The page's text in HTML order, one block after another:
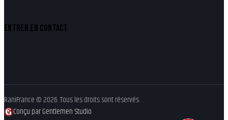
ENTRER EN CONTACT
RaniFrance © 2026. Tous les droits sont réservés.
Conçu par Gentlemen Studio